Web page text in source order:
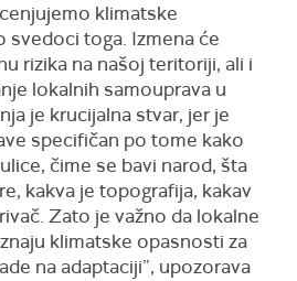
klimatske
svedoci toga. Izmena će
rizika na našoj teritoriji, ali i
lokalnih samouprava u
je krucijalna stvar, jer je
specifičan po tome kako
čime se bavi narod, šta
kakva je topografija, kakav
Zato je važno da lokalne
klimatske opasnosti za
na adaptaciji”, upozorava